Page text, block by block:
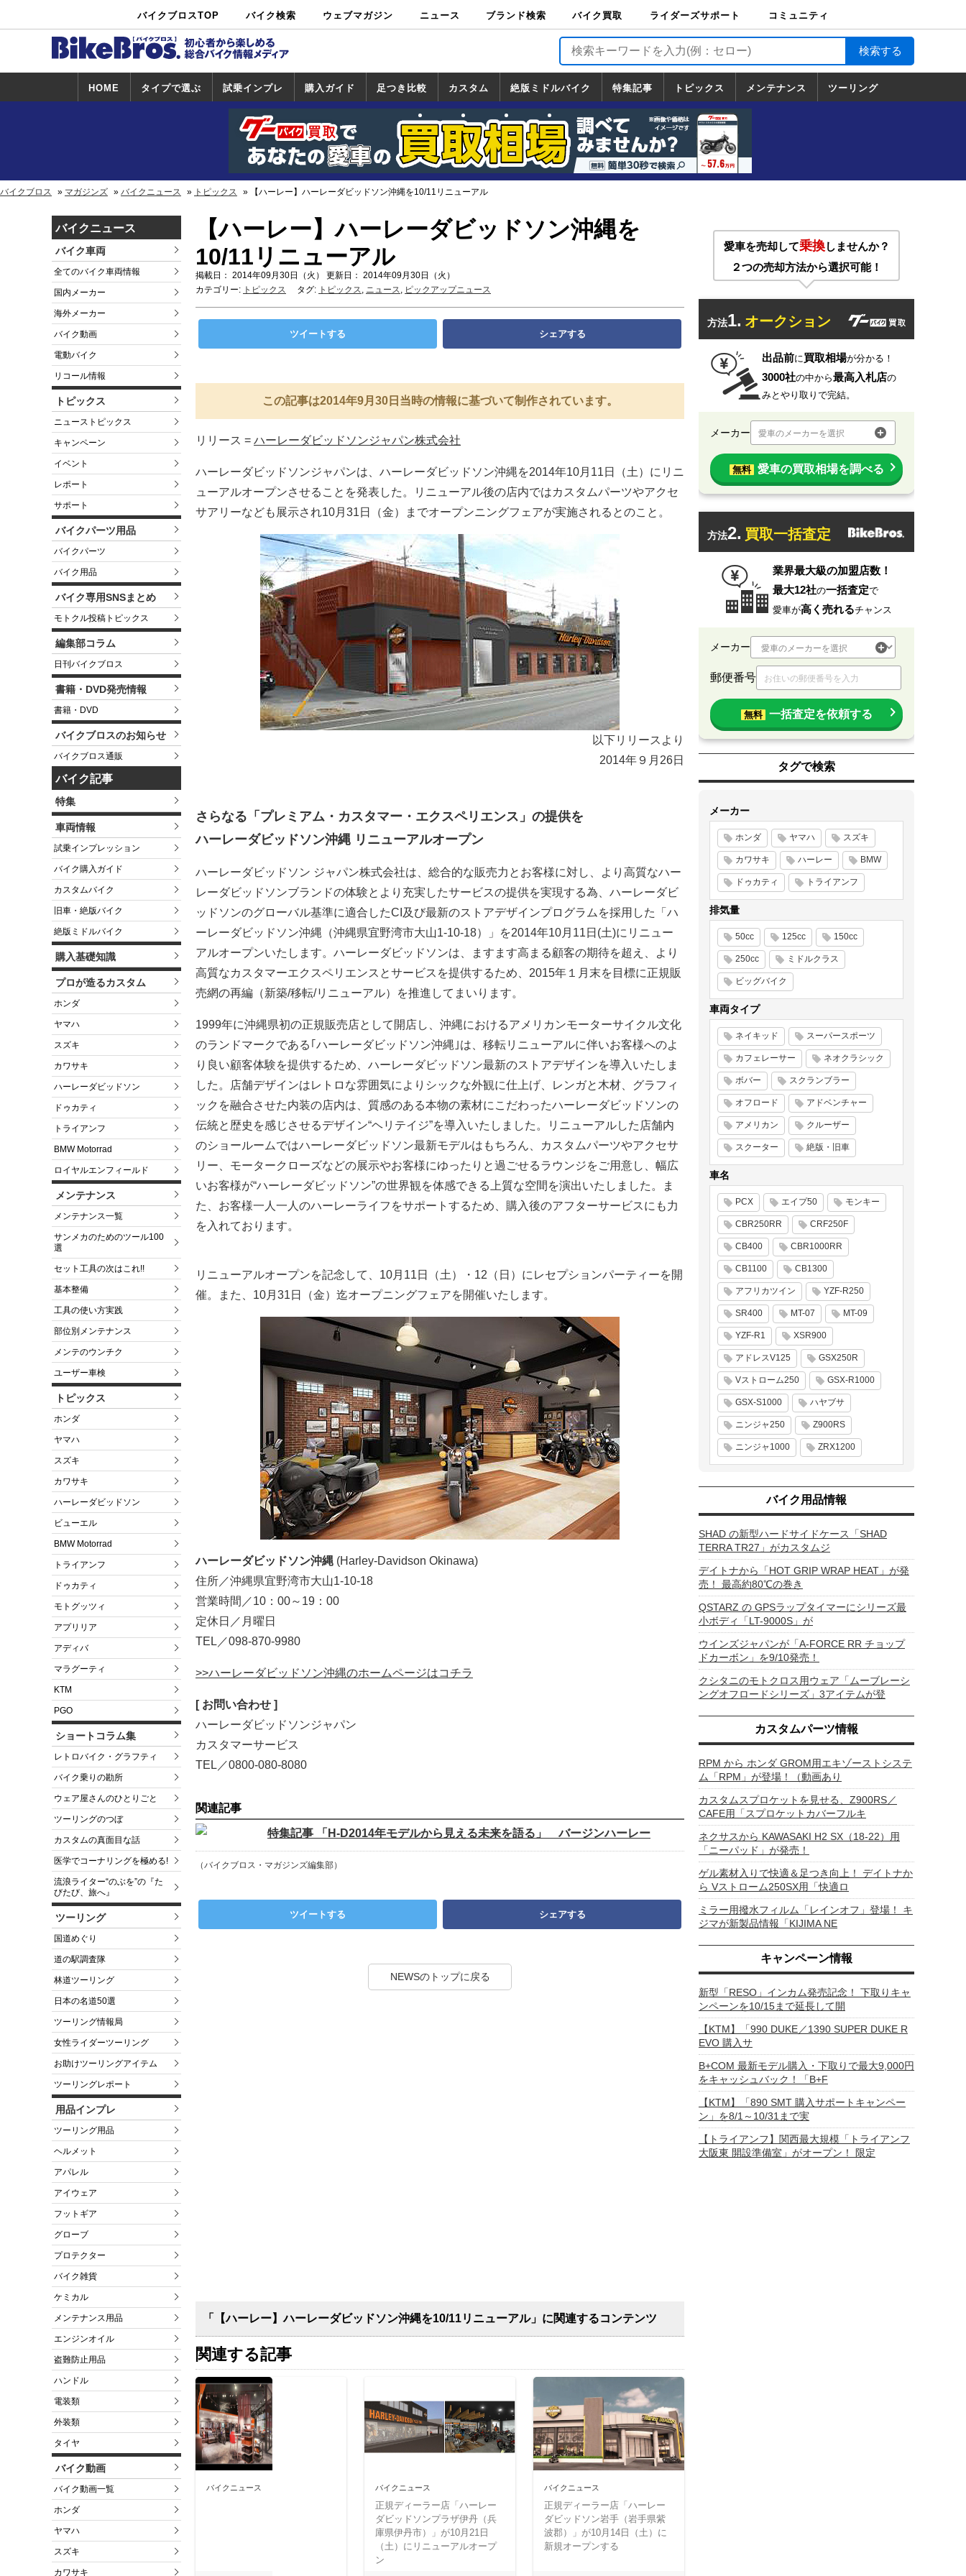
バイクブロスTOP バイク検索
中古バイ
ク・新車検
カタログ検
索
ショップ検
索
ウェブマガジン ニュース ブランド検索 バイク買取
バイク買取
ライダーズサポート
ライダーズサポート
TOP
バイク輸送
バイクガレージライ
フ
バイク車両保険
ロードサービス
バイク試乗
コミュニティ
HOME タイプで選ぶ 試乗インプレ
試乗インプレ
一覧
ホンダ
ヤマハ
スズキ
カワサキ
ハーレー
BMW
トライアンフ
ドゥカティ
購入ガイド
一覧
足つき比較 カスタム
カスタム
一覧
ホンダ
ヤマハ
スズキ
カワサキ
絶版ミドルバイク
絶版ミドルバイク
一覧
ホンダ
ヤマハ
スズキ
カワサキ
特集記事 トピックス
トピックス
一覧
ホンダ
ヤマハ
スズキ
カワサキ
ハーレーダ
ビッドソン
BMW
ドゥカティ
トライアン
フ
メンテナンス ツーリング
道の駅調査隊
ツーリング情報局
日本の道50選
国道めぐり
林道ツーリング
バイクブロス マガジンズ バイクニュース トピックス 【ハーレー】ハーレーダビッドソン沖縄を10/11リニューアル
バイクニュース
バイク車両
全てのバイク車両情報
国内メーカー
海外メーカー
バイク動画
電動バイク
リコール情報
トピックス
ニューストピックス
キャンペーン
イベント
レポート
サポート
バイクパーツ用品
バイクパーツ
バイク用品
バイク専用SNSまとめ
モトクル投稿トピックス
編集部コラム
日刊バイクブロス
書籍・DVD発売情報
書籍・DVD
バイクブロスのお知らせ
バイクブロス通販
バイク記事
特集
車両情報
試乗インプレッション
バイク購入ガイド
カスタムバイク
旧車・絶版バイク
絶版ミドルバイク
購入基礎知識
プロが造るカスタム
ホンダ
ヤマハ
スズキ
カワサキ
ハーレーダビッドソン
ドゥカティ
トライアンフ
BMW Motorrad
ロイヤルエンフィールド
メンテナンス
メンテナンス一覧
サンメカのためのツール100
選
セット工具の次はこれ!!
基本整備
工具の使い方実践
部位別メンテナンス
メンテのウンチク
ユーザー車検
トピックス
ホンダ
ヤマハ
スズキ
カワサキ
ハーレーダビッドソン
ビューエル
BMW Motorrad
トライアンフ
ドゥカティ
モトグッツィ
アプリリア
アディバ
マラグーティ
KTM
PGO
ショートコラム集
レトロバイク・グラフティ
バイク乗りの勘所
ウェア屋さんのひとりごと
ツーリングのつぼ
カスタムの真面目な話
医学でコーナリングを極める!
流浪ライター“のぶを”の『た
びたび、旅へ』
ツーリング
国道めぐり
道の駅調査隊
林道ツーリング
日本の名道50選
ツーリング情報局
女性ライダーツーリング
お助けツーリングアイテム
ツーリングレポート
用品インプレ
ツーリング用品
ヘルメット
アパレル
アイウェア
フットギア
グローブ
プロテクター
バイク雑貨
ケミカル
メンテナンス用品
エンジンオイル
盗難防止用品
ハンドル
電装類
外装類
タイヤ
バイク動画
バイク動画一覧
ホンダ
ヤマハ
スズキ
カワサキ
【ハーレー】ハーレーダビッドソン沖縄を
10/11リニューアル
掲載日： 2014年09月30日（火） 更新日： 2014年09月30日（火）
カテゴリー: トピックス タグ: トピックス, ニュース, ピックアップニュース
ツイートする シェアする
この記事は2014年9月30日当時の情報に基づいて制作されています。
リリース = ハーレーダビッドソンジャパン株式会社
ハーレーダビッドソンジャパンは、ハーレーダビッドソン沖縄を2014年10月11日（土）にリニ
ューアルオープンさせることを発表した。リニューアル後の店内ではカスタムパーツやアクセ
サアリーなども展示され10月31日（金）までオープンニングフェアが実施されるとのこと。
以下リリースより
2014年９月26日
さらなる「プレミアム・カスタマー・エクスペリエンス」の提供を
ハーレーダビッドソン沖縄 リニューアルオープン
ハーレーダビッドソン ジャパン株式会社は、総合的な販売力とお客様に対し、より高質なハー
レーダビッドソンブランドの体験とより充実したサービスの提供を実現する為、ハーレーダビ
ッドソンのグローバル基準に適合したCI及び最新のストアデザインプログラムを採用した「ハ
ーレーダビッドソン沖縄（沖縄県宜野湾市大山1-10-18）」を2014年10月11日(土)にリニュー
アルオープンいたします。ハーレーダビッドソンは、ますます高まる顧客の期待を超え、より
高質なカスタマーエクスペリエンスとサービスを提供するため、2015年１月末を目標に正規販
売網の再編（新築/移転/リニューアル）を推進してまいります。
1999年に沖縄県初の正規販売店として開店し、沖縄におけるアメリカンモーターサイクル文化
のランドマークである｢ハーレーダビッドソン沖縄｣は、移転リニューアルに伴いお客様へのよ
り良い顧客体験を提供するため、ハーレーダビッドソン最新のストアデザインを導入いたしま
した。店舗デザインはレトロな雰囲気によりシックな外観に仕上げ、レンガと木材、グラフィ
ックを融合させた内装の店内は、質感のある本物の素材にこだわったハーレーダビッドソンの
伝統と歴史を感じさせるデザイン“ヘリテイジ”を導入いたしました。リニューアルした店舗内
のショールームではハーレーダビッドソン最新モデルはもちろん、カスタムパーツやアクセサ
リー、モータークローズなどの展示やお客様にゆったりと過ごせるラウンジをご用意し、幅広
いお客様が“ハーレーダビッドソン”の世界観を体感できる上質な空間を演出いたしました。ま
た、お客様一人一人のハーレーライフをサポートするため、購入後のアフターサービスにも力
を入れております。
リニューアルオープンを記念して、10月11日（土）・12（日）にレセプションパーティーを開
催。また、10月31日（金）迄オープニングフェアを開催いたします。
ハーレーダビッドソン沖縄 (Harley-Davidson Okinawa)
住所／沖縄県宜野湾市大山1-10-18
営業時間／10：00～19：00
定休日／月曜日
TEL／098-870-9980
>>ハーレーダビッドソン沖縄のホームページはコチラ
[ お問い合わせ ]
ハーレーダビッドソンジャパン
カスタマーサービス
TEL／0800-080-8080
関連記事
特集記事 「H-D2014年モデルから見える未来を語る」 バージンハーレー
（バイクブロス・マガジンズ編集部）
ツイートする シェアする
NEWSのトップに戻る
「【ハーレー】ハーレーダビッドソン沖縄を10/11リニューアル」に関連するコンテンツ
関連する記事
バイクニュース バイクニュース
正規ディーラー店「ハーレー
ダビッドソンプラザ伊丹（兵
庫県伊丹市）」が10月21日
（土）にリニューアルオープ
ン
バイクニュース
正規ディーラー店「ハーレー
ダビッドソン岩手（岩手県紫
波郡）」が10月14日（土）に
新規オープンする
愛車を売却して乗換しませんか？
２つの売却方法から選択可能！
方法1. オークション
出品前に買取相場が分かる！
3000社の中から最高入札店の
みとやり取りで完結。
メーカー 愛車のメーカーを選択
無料 愛車の買取相場を調べる
方法2. 買取一括査定
業界最大級の加盟店数！
最大12社の一括査定で
愛車が高く売れるチャンス
メーカー
郵便番号
無料 一括査定を依頼する
タグで検索
メーカー
ホンダ ヤマハ スズキ
カワサキ ハーレー BMW
ドゥカティ トライアンフ
排気量
50cc 125cc 150cc
250cc ミドルクラス
ビッグバイク
車両タイプ
ネイキッド スーパースポーツ
カフェレーサー ネオクラシック
ボバー スクランブラー
オフロード アドベンチャー
アメリカン クルーザー
スクーター 絶版・旧車
車名
PCX エイプ50 モンキー
CBR250RR CRF250F
CB400 CBR1000RR
CB1100 CB1300
アフリカツイン YZF-R250
SR400 MT-07 MT-09
YZF-R1 XSR900
アドレスV125 GSX250R
Vストローム250 GSX-R1000
GSX-S1000 ハヤブサ
ニンジャ250 Z900RS
ニンジャ1000 ZRX1200
バイク用品情報
SHAD の新型ハードサイドケース「SHAD
TERRA TR27」がカスタムジ
デイトナから「HOT GRIP WRAP HEAT」が発
売！ 最高約80℃の巻き
QSTARZ の GPSラップタイマーにシリーズ最
小ボディ「LT-9000S」が
ウインズジャパンが「A-FORCE RR チョップ
ドカーボン」を9/10発売！
クシタニのモトクロス用ウェア「ムーブレーシ
ングオフロードシリーズ」3アイテムが登
カスタムパーツ情報
RPM から ホンダ GROM用エキゾーストシステ
ム「RPM」が登場！（動画あり
カスタムスプロケットを見せる、Z900RS／
CAFE用「スプロケットカバーフルキ
ネクサスから KAWASAKI H2 SX（18-22）用
「ニーパッド」が発売！
ゲル素材入りで快適＆足つき向上！ デイトナか
ら Vストローム250SX用「快適ロ
ミラー用撥水フィルム「レインオフ」登場！ キ
ジマが新製品情報「KIJIMA NE
キャンペーン情報
新型「RESO」インカム発売記念！ 下取りキャ
ンペーンを10/15まで延長して開
【KTM】「990 DUKE／1390 SUPER DUKE R
EVO 購入サ
B+COM 最新モデル購入・下取りで最大9,000円
をキャッシュバック！「B+F
【KTM】「890 SMT 購入サポートキャンペー
ン」を8/1～10/31まで実
【トライアンフ】関西最大規模「トライアンフ
大阪東 開設準備室」がオープン！ 限定